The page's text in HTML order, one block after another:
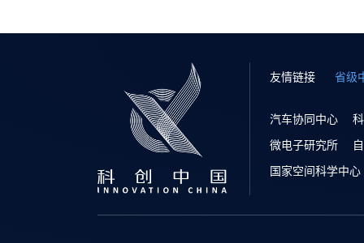
友情链接 省级
汽车协同中心
微电子研究所
国家空间科学中心